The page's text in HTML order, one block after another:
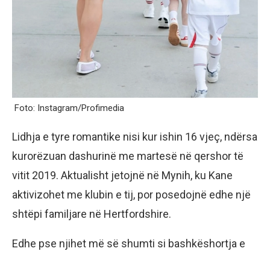
Foto: Instagram/Profimedia
Lidhja e tyre romantike nisi kur ishin 16 vjeç, ndërsa
kurorëzuan dashurinë me martesë në qershor të
vitit 2019. Aktualisht jetojnë në Mynih, ku Kane
aktivizohet me klubin e tij, por posedojnë edhe një
shtëpi familjare në Hertfordshire.
Edhe pse njihet më së shumti si bashkëshortja e